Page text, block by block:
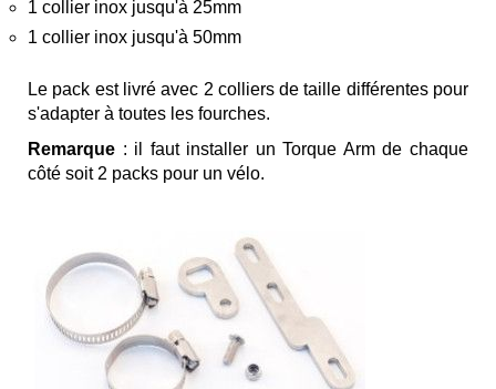
1 collier inox jusqu'à 25mm
1 collier inox jusqu'à 50mm
Le pack est livré avec 2 colliers de taille différentes pour
s'adapter à toutes les fourches.
Remarque : il faut installer un Torque Arm de chaque
côté soit 2 packs pour un vélo.